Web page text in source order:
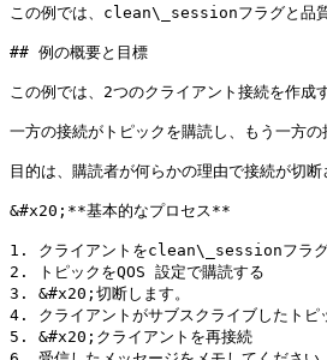
この例では、clean\_sessionフラグと品質
## 例の概要と目標
この例では、2つのクライアント接続を作成
一方の接続がトピックを購読し、もう一方
目的は、購読者が何らかの理由で接続が切
&#x20;**基本的なプロセス**
1. クライアントをclean\_sessionフラグ
2. トピックをQOS 設定で購読する
3. &#x20;切断します。
4. クライアントがサブスクライブしたトピ
5. &#x20;クライアントを再接続